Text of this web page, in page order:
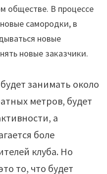
обществе. В процессе
самородки, в
новые
новые заказчики.
занимать около
метров, будет
а
боле
клуба. Но
то, что будет